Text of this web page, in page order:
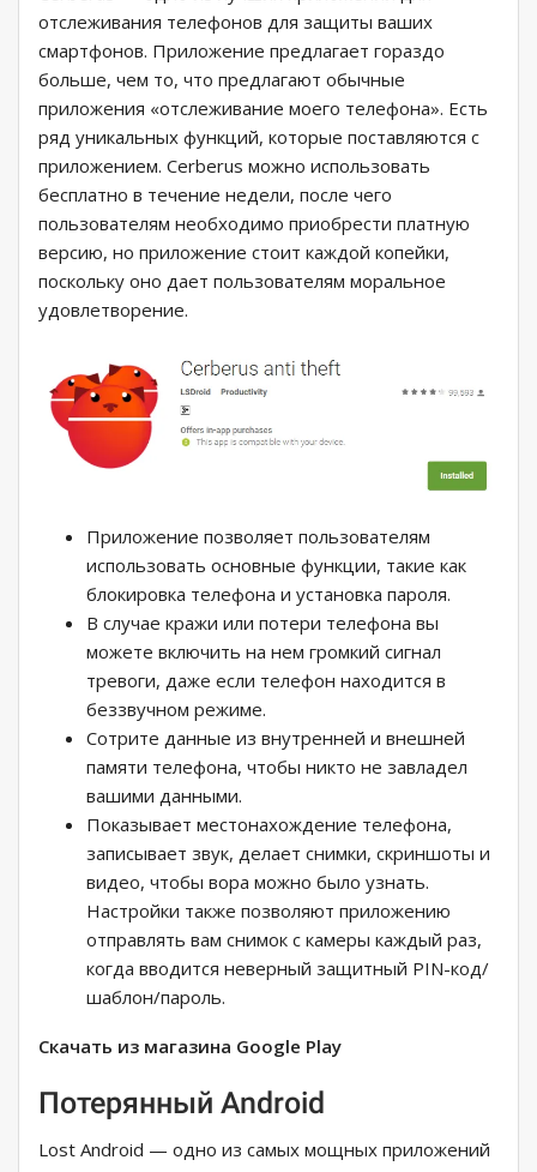
отслеживания телефонов для защиты ваших
смартфонов. Приложение предлагает гораздо
больше, чем то, что предлагают обычные
приложения «отслеживание моего телефона». Есть
ряд уникальных функций, которые поставляются с
приложением. Cerberus можно использовать
бесплатно в течение недели, после чего
пользователям необходимо приобрести платную
версию, но приложение стоит каждой копейки,
поскольку оно дает пользователям моральное
удовлетворение.
Приложение позволяет пользователям
использовать основные функции, такие как
блокировка телефона и установка пароля.
В случае кражи или потери телефона вы
можете включить на нем громкий сигнал
тревоги, даже если телефон находится в
беззвучном режиме.
Сотрите данные из внутренней и внешней
памяти телефона, чтобы никто не завладел
вашими данными.
Показывает местонахождение телефона,
записывает звук, делает снимки, скриншоты и
видео, чтобы вора можно было узнать.
Настройки также позволяют приложению
отправлять вам снимок с камеры каждый раз,
когда вводится неверный защитный PIN-код/
шаблон/пароль.
Скачать из магазина Google Play
Потерянный Android
Lost Android — одно из самых мощных приложений